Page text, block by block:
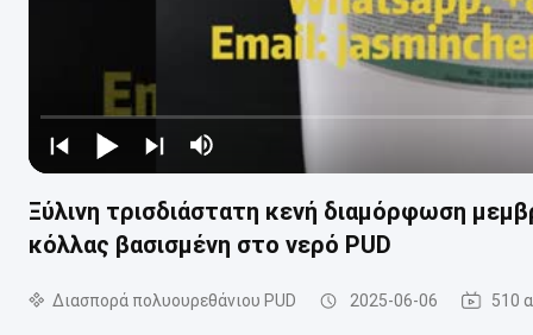
Ξύλινη τρισδιάστατη κενή διαμόρφωση
κόλλας βασισμένη στο νερό PUD
Διασπορά πολυουρεθάνιου PUD 2025-06-06 510